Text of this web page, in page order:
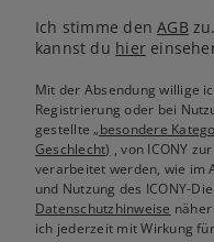
Ich stimme denAGB
kannst du hier
Mit der Absendung willige
Registrierung oder bei
gestellte„besondere
Geschlecht) , von ICONY
verarbeitet werden, wie im
und Nutzung des ICONY-
Datenschutzhinweise
ich jederzeit mit Wirkung